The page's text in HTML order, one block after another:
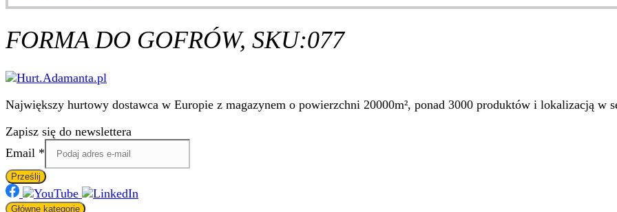
FORMA DO GOFRÓW, SKU:077
Największy hurtowy dostawca w Europie z magazynem o powierzchni 20000m², ponad 3000 produktów i lokalizacją w
Zapisz się do newslettera
Email
Email *
Prześlij
Główne kategorie